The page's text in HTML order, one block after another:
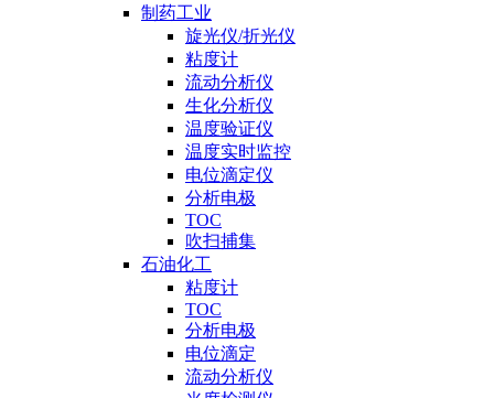
制药工业
旋光仪/折光仪
粘度计
流动分析仪
生化分析仪
温度验证仪
温度实时监控
电位滴定仪
分析电极
TOC
吹扫捕集
石油化工
粘度计
TOC
分析电极
电位滴定
流动分析仪